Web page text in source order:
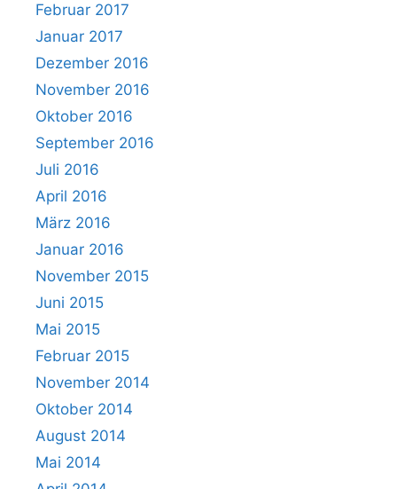
Februar 2017
Januar 2017
Dezember 2016
November 2016
Oktober 2016
September 2016
Juli 2016
April 2016
März 2016
Januar 2016
November 2015
Juni 2015
Mai 2015
Februar 2015
November 2014
Oktober 2014
August 2014
Mai 2014